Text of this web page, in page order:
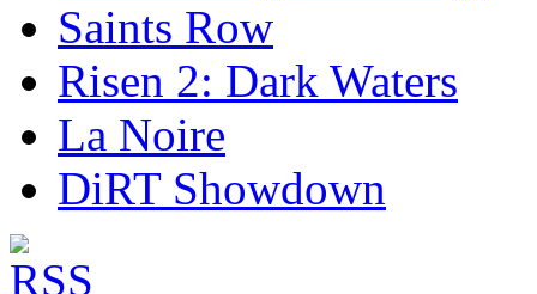
Saints Row
Risen 2: Dark Waters
La Noire
DiRT Showdown